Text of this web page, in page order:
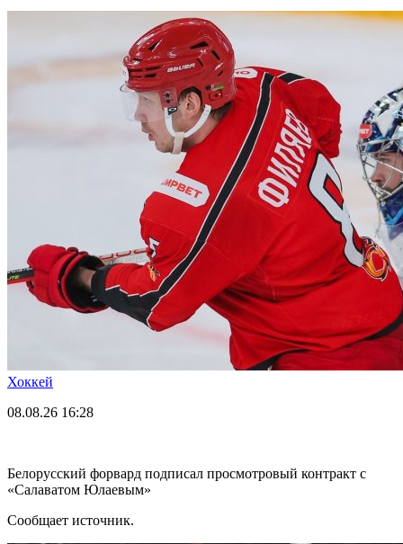
Хоккей
08.08.26 16:28
Белорусский форвард подписал просмотровый контракт с
«Салаватом Юлаевым»
Сообщает источник.